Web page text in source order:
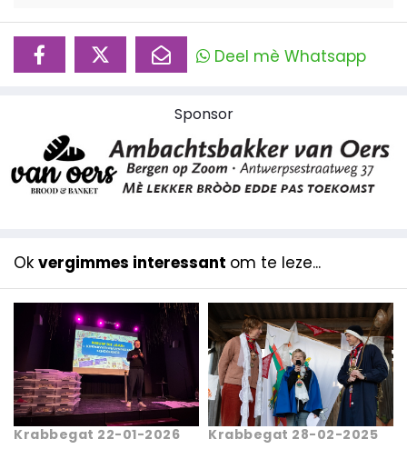
Deel mè Whatsapp
Sponsor
Ok vergimmes interessant om te leze...
Krabbegat 22-01-2026 Krabbegat 28-02-2025